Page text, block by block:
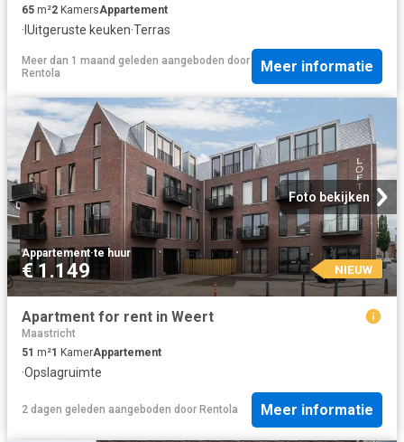
65 m²2 KamersAppartement
· IUitgeruste keuken·Terras
Meer dan 1 maand geleden aangeboden door
Rentola
Meer informatie
Foto bekijken
Appartement·te huur
€ 1.149 NIEUW
Apartment for rent in Weert
Maastricht
51 m²1 KamerAppartement
·Opslagruimte
2 dagen geleden aangeboden door Rentola Meer informatie